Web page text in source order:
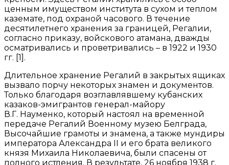
ценным имуществом института в сухом и теплом
каземате, под охраной часового. В течение
десятилетнего хранения за границей, Регалии,
согласно приказу, войскового атамана, дважды
осматривались и проветривались – в 1922 и 1930
гг. [1].
Длительное хранение Регалий в закрытых ящиках
вызвало порчу некоторых знамен и документов.
Только благодаря возглавлявшему кубанских
казаков-эмигрантов генерал-майору
В.Г. Науменко, который настоял на временной
передаче Регалий Военному музею Белграда,
Высочайшие грамоты и знамена, а также мундиры
императора Александра II и его брата великого
князя Михаила Николаевича, были спасены от
полного истления. В результате, 26 ноября 1938 г.